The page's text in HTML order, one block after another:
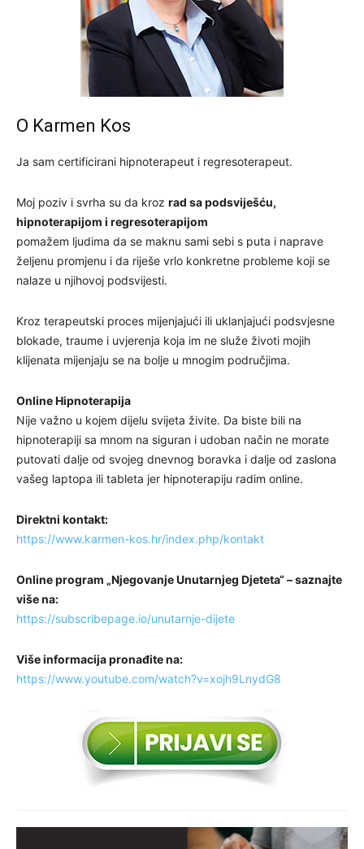
O Karmen Kos
Ja sam certificirani hipnoterapeut i regresoterapeut.
Moj poziv i svrha su da kroz rad sa podsviješću,
hipnoterapijom i regresoterapijom
pomažem ljudima da se maknu sami sebi s puta i naprave
željenu promjenu i da riješe vrlo konkretne probleme koji se
nalaze u njihovoj podsvijesti.
Kroz terapeutski proces mijenjajući ili uklanjajući podsvjesne
blokade, traume i uvjerenja koja im ne služe životi mojih
klijenata mijenjaju se na bolje u mnogim područjima.
Online Hipnoterapija
Nije važno u kojem dijelu svijeta živite. Da biste bili na
hipnoterapiji sa mnom na siguran i udoban način ne morate
putovati dalje od svojeg dnevnog boravka i dalje od zaslona
vašeg laptopa ili tableta jer hipnoterapiju radim online.
Direktni kontakt:
https://www.karmen-kos.hr/index.php/kontakt
Online program „Njegovanje Unutarnjeg Djeteta“ – saznajte
više na:
https://subscribepage.io/unutarnje-dijete
Više informacija pronađite na:
https://www.youtube.com/watch?v=xojh9LnydG8